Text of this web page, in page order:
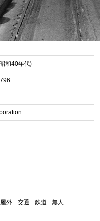
和40年代)
屋外 交通 鉄道 無人